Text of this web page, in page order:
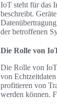
IoT steht für das
beschreibt.
der betroffenen
Die Rolle von
Die Rolle von
von
profitieren von
werden können.